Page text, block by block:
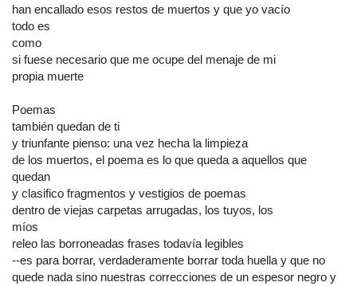
han encallado esos restos de muertos y que yo vacío
todo es
como
si fuese necesario que me ocupe del menaje de mi
propia muerte
Poemas
también quedan de ti
y triunfante pienso: una vez hecha la limpieza
de los muertos, el poema es lo que queda a aquellos que
quedan
y clasifico fragmentos y vestigios de poemas
dentro de viejas carpetas arrugadas, los tuyos, los
míos
releo las borroneadas frases todavía legibles
--es para borrar, verdaderamente borrar toda huella y que no
quede nada sino nuestras correcciones de un espesor negro y